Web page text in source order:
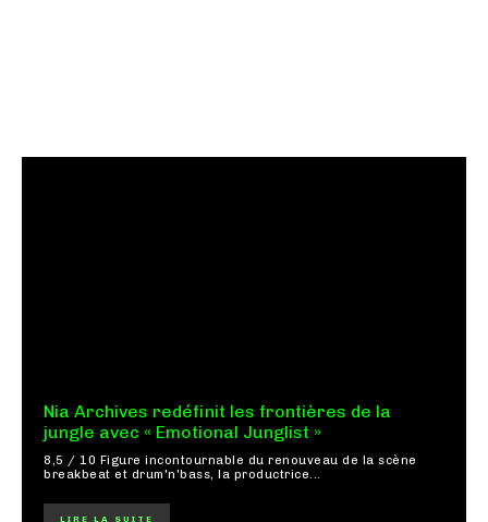
Nia Archives redéfinit les frontières de la
jungle avec « Emotional Junglist »
8,5 / 10 Figure incontournable du renouveau de la scène
breakbeat et drum'n'bass, la productrice...
LIRE LA SUITE